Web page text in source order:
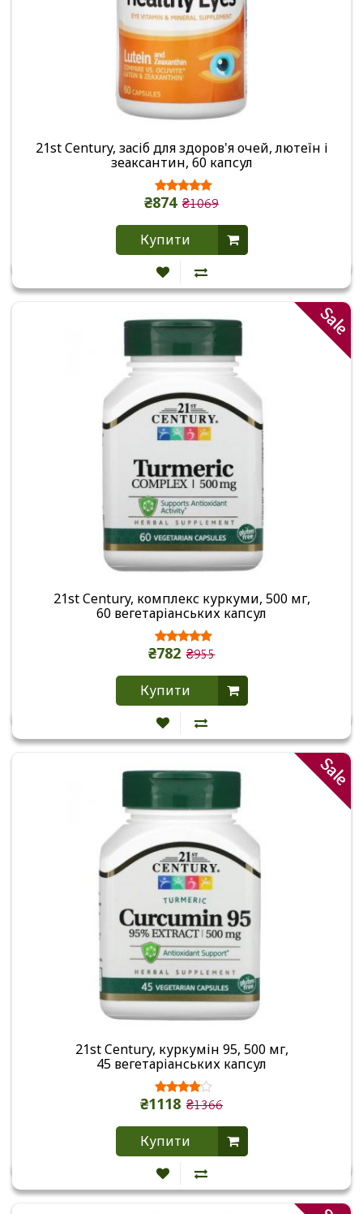
21st Century, засіб для здоров'я очей, лютеїн і
зеаксантин, 60 капсул
₴874 ₴1069
Купити
Sale
21st Century, комплекс куркуми, 500 мг,
60 вегетаріанських капсул
₴782 ₴955
Купити
Sale
21st Century, куркумін 95, 500 мг,
45 вегетаріанських капсул
₴1118 ₴1366
Купити